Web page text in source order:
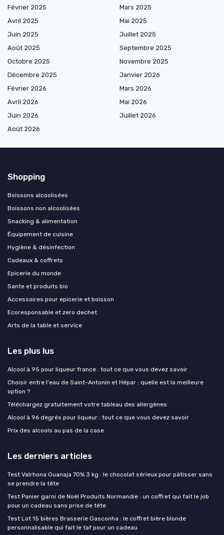
Février 2025
Mars 2025
Avril 2025
Mai 2025
Juin 2025
Juillet 2025
Août 2025
Septembre 2025
Octobre 2025
Novembre 2025
Décembre 2025
Janvier 2026
Février 2026
Mars 2026
Avril 2026
Mai 2026
Juin 2026
Juillet 2026
Août 2026
Shopping
Boissons alcoolisées
Boissons non alcoolisées
Snacking & alimentation
Équipement de cuisine
Hygiène & désinfection
Cadeaux & coffrets
Epicerie du monde
Sante et produits bio
Accessoires pour epicerie et boisson
Ecoresponsable et zero dechet
Arts de la table et service
Les plus lus
Alcool à 95 pour liqueur france : tout ce que vous devez savoir
Choisir entre l'eau de Saint-Antonin et Hépar : quelle est la meilleure
option ?
Téléchargez gratuitement votre tableau des allergènes
Alcool à 96 degrés pour liqueur : tout ce que vous devez savoir
Prix des alcools au pas de la case
Les derniers articles
Test Valrhona Guanaja 70% 3 kg : le chocolat sérieux pour pâtisser sans
se prendre la tête
Test Panier garni de Noël Produits Normandie : un coffret qui fait le job
pour un cadeau sans prise de tête
Test Lot 15 bières Brasserie Gasconha : le coffret bière blonde
personnalisable qui fait le taf pour un cadeau